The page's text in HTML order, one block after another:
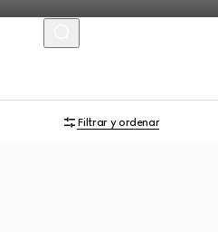
Filtrar y ordenar